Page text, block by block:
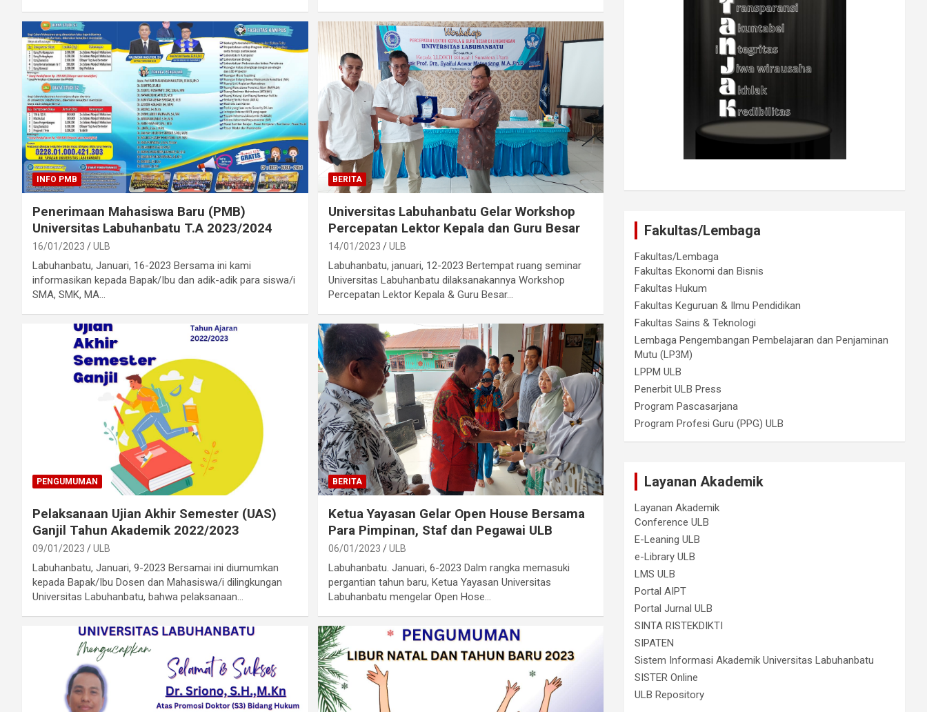
INFO PMB
Penerimaan Mahasiswa Baru (PMB)
Universitas Labuhanbatu T.A 2023/2024
16/01/2023 ULB
Labuhanbatu, Januari, 16-2023 Bersama ini kami
informasikan kepada Bapak/Ibu dan adik-adik para siswa/i
SMA, SMK, MA…
BERITA
Universitas Labuhanbatu Gelar Workshop
Percepatan Lektor Kepala dan Guru Besar
14/01/2023 ULB
Labuhanbatu, januari, 12-2023 Bertempat ruang seminar
Universitas Labuhanbatu dilaksanakannya Workshop
Percepatan Lektor Kepala & Guru Besar…
PENGUMUMAN
Pelaksanaan Ujian Akhir Semester (UAS)
Ganjil Tahun Akademik 2022/2023
09/01/2023 ULB
Labuhanbatu, Januari, 9-2023 Bersamai ini diumumkan
kepada Bapak/Ibu Dosen dan Mahasiswa/i dilingkungan
Universitas Labuhanbatu, bahwa pelaksanaan…
BERITA
Ketua Yayasan Gelar Open House Bersama
Para Pimpinan, Staf dan Pegawai ULB
06/01/2023 ULB
Labuhanbatu. Januari, 6-2023 Dalm rangka memasuki
pergantian tahun baru, Ketua Yayasan Universitas
Labuhanbatu mengelar Open Hose…
Fakultas/Lembaga
Fakultas/Lembaga
Fakultas Ekonomi dan Bisnis
Fakultas Hukum
Fakultas Keguruan & Ilmu Pendidikan
Fakultas Sains & Teknologi
Lembaga Pengembangan Pembelajaran dan Penjaminan
Mutu (LP3M)
LPPM ULB
Penerbit ULB Press
Program Pascasarjana
Program Profesi Guru (PPG) ULB
Layanan Akademik
Layanan Akademik
Conference ULB
E-Leaning ULB
e-Library ULB
LMS ULB
Portal AIPT
Portal Jurnal ULB
SINTA RISTEKDIKTI
SIPATEN
Sistem Informasi Akademik Universitas Labuhanbatu
SISTER Online
ULB Repository